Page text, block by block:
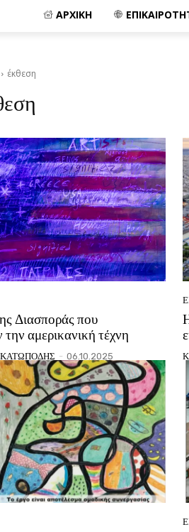
ΑΡΧΙΚΗ
έκθεση
Διασποράς που
αμερικανική τέχνη
- 06.10.2025